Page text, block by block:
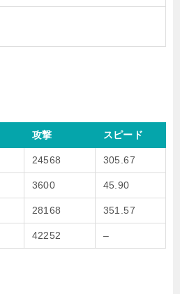
攻撃 スピード
24568 305.67
3600 45.90
28168 351.57
42252 –